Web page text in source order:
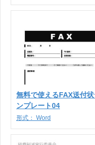
無料で使えるFAX送付
ンプレート04
形式： Word